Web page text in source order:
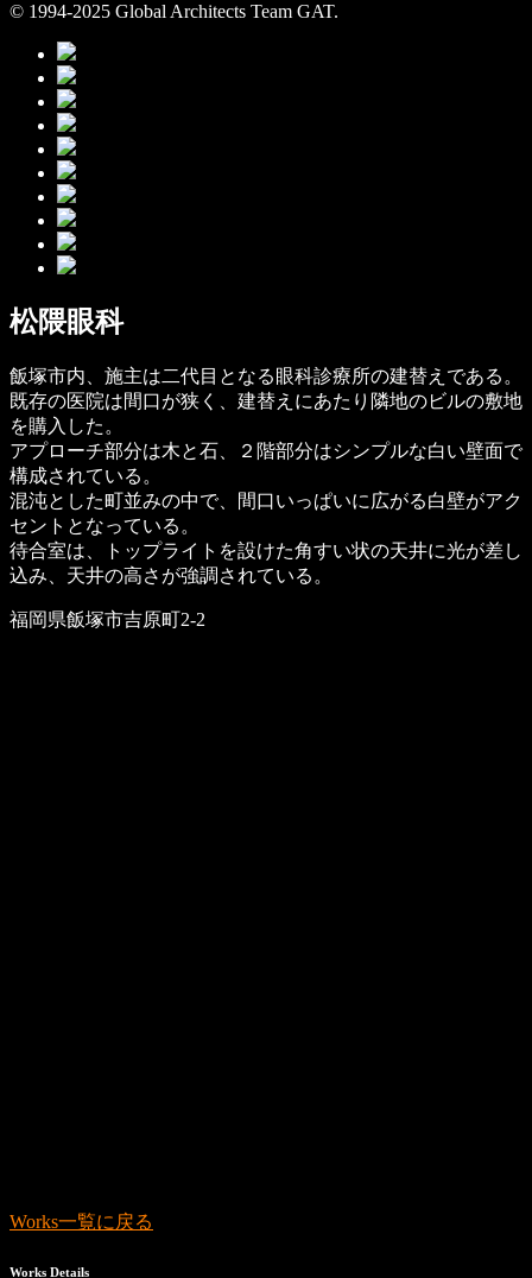
© 1994-2025 Global Architects Team GAT.
松隈眼科
飯塚市内、施主は二代目となる眼科診療所の建替えである。
既存の医院は間口が狭く、建替えにあたり隣地のビルの敷地
を購入した。
アプローチ部分は木と石、２階部分はシンプルな白い壁面で
構成されている。
混沌とした町並みの中で、間口いっぱいに広がる白壁がアク
セントとなっている。
待合室は、トップライトを設けた角すい状の天井に光が差し
込み、天井の高さが強調されている。
福岡県飯塚市吉原町2-2
Works一覧に戻る
Works Details